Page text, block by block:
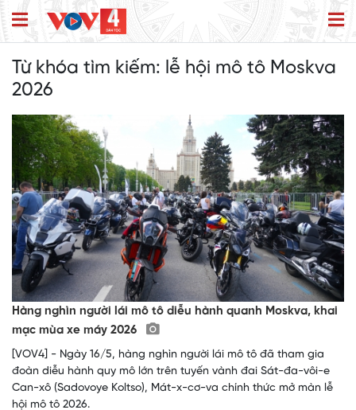
Từ khóa tìm kiếm: lễ hội mô tô Moskva
2026
Hàng nghìn người lái mô tô diễu hành quanh Moskva, khai
mạc mùa xe máy 2026
[VOV4] - Ngày 16/5, hàng nghìn người lái mô tô đã tham gia
đoàn diễu hành quy mô lớn trên tuyến vành đai Sát-đa-vôi-e
Can-xô (Sadovoye Koltso), Mát-x-cơ-va chính thức mở màn lễ
hội mô tô 2026.